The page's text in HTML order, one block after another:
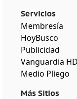
Servicios
Membresía
HoyBusco
Publicidad
Vanguardia HD
Medio Pliego
Más Sitios